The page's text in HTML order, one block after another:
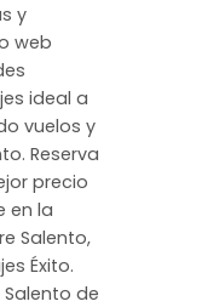
y
web
ideal a
vuelos y
Reserva
precio
en la
Salento,
Éxito.
de